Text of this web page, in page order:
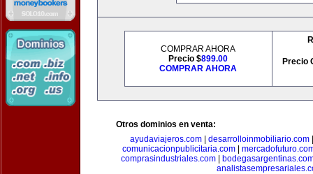
COMPRAR AHORA
Precio $899.00
COMPRAR AHORA
Precio
Otros dominios en venta:
ayudaviajeros.com
desarrolloinmobiliario.com
comunicacionpublicitaria.com|
comprasindustriales.com